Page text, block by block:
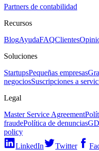
Partners de contabilidad
Recursos
BlogAyudaFAQClientes
Soluciones
StartupsPequeñas empresas
negociosSuscripciones a
Legal
Master Service Agreement
fraudePolítica de denuncias
policy
LinkedIn
Twitter